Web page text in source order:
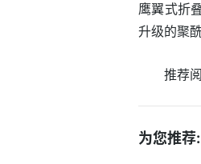
鹰翼式折
升级的聚
推荐阅
为您推荐: